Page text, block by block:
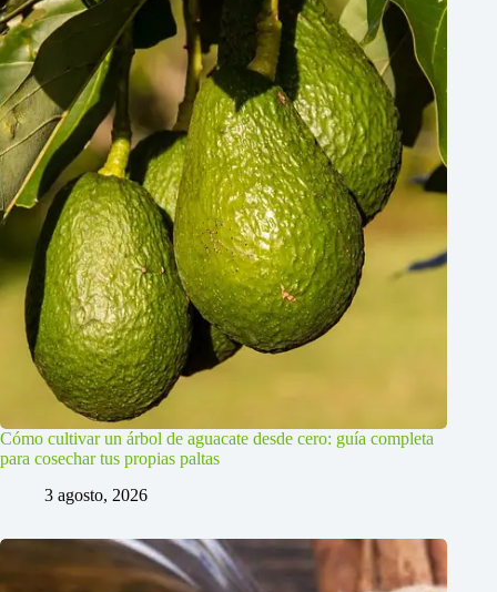
Cómo cultivar un árbol de aguacate desde cero: guía completa
para cosechar tus propias paltas
3 agosto, 2026